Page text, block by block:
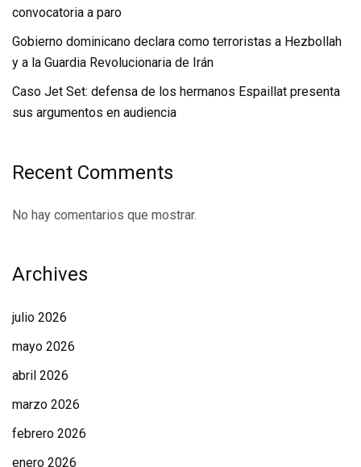
convocatoria a paro
Gobierno dominicano declara como terroristas a Hezbollah
y a la Guardia Revolucionaria de Irán
Caso Jet Set: defensa de los hermanos Espaillat presenta
sus argumentos en audiencia
Recent Comments
No hay comentarios que mostrar.
Archives
julio 2026
mayo 2026
abril 2026
marzo 2026
febrero 2026
enero 2026